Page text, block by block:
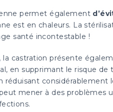
permet également
est en chaleurs. La
santé incontestable !
, la castration présente
en supprimant le risque
réduisant considérablement
mener à des problèmes